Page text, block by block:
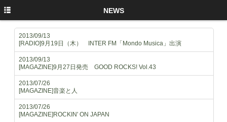
NEWS
2013/09/13
[RADIO]9月19日（木） INTER FM「Mondo Musica」出演
2013/09/13
[MAGAZINE]9月27日発売 GOOD ROCKS! Vol.43
2013/07/26
[MAGAZINE]音楽と人
2013/07/26
[MAGAZINE]ROCKIN' ON JAPAN
NEWS
PROFILE
DISCOGRAPHY
BLOG